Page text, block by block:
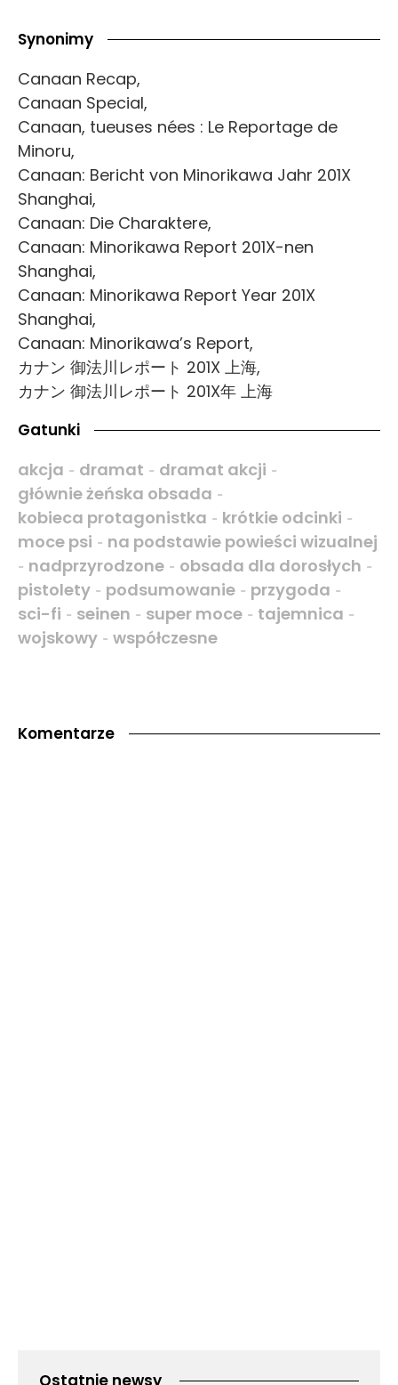
Synonimy
Canaan Recap,
Canaan Special,
Canaan, tueuses nées : Le Reportage de
Minoru,
Canaan: Bericht von Minorikawa Jahr 201X
Shanghai,
Canaan: Die Charaktere,
Canaan: Minorikawa Report 201X-nen
Shanghai,
Canaan: Minorikawa Report Year 201X
Shanghai,
Canaan: Minorikawa’s Report,
カナン 御法川レポート 201X 上海,
カナン 御法川レポート 201X年 上海
Gatunki
akcja - dramat - dramat akcji -
głównie żeńska obsada -
kobieca protagonistka - krótkie odcinki -
moce psi - na podstawie powieści wizualnej
- nadprzyrodzone - obsada dla dorosłych -
pistolety - podsumowanie - przygoda -
sci-fi - seinen - super moce - tajemnica -
wojskowy - współczesne
Komentarze
Ostatnie newsy